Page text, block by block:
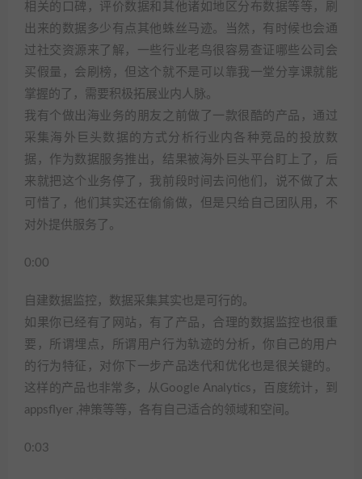
相关的口碑，评价数据和其他诸如地区分布数据等等，刷
出来的数据多少有点其他蛛丝马迹。当然，有时候也会通
过社交资源来了解，一些行业老鸟很容易查证哪些公司会
买假量，会刷榜，但这个就不是可以靠我一堂分享课就能
掌握的了，需要积极拓展业内人脉。
我有个做出海业务的朋友之前做了一款很酷的产品，通过
采集海外巨头数据的方式分析行业内各种竞品的投放数
据，作为数据服务推出，结果被海外巨头平台盯上了，后
来就把这个业务停了，我前段时间去问他们，说不做了太
可惜了，他们其实还在偷偷做，但是只给自己团队用，不
对外提供服务了。
0:00
自建数据监控，数据采集其实也是可行的。
如果你已经有了网站，有了产品，合理的数据监控也很重
要，所谓埋点，所谓用户行为轨迹的分析，你自己的用户
的行为特征，对你下一步产品迭代和优化也是很关键的。
这样的产品也非常多，从Google Analytics，百度统计，到
appsflyer ,神策等等，各有自己适合的领域和空间。
0:03